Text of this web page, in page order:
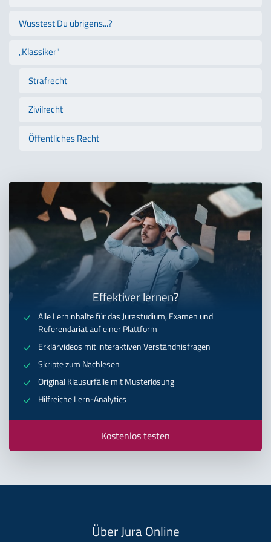
Wusstest Du übrigens...?
„Klassiker"
Strafrecht
Zivilrecht
Öffentliches Recht
Effektiver lernen?
Alle Lerninhalte für das Jurastudium, Examen und
Referendariat auf einer Plattform
Erklärvideos mit interaktiven Verständnisfragen
Skripte zum Nachlesen
Original Klausurfälle mit Musterlösung
Hilfreiche Lern-Analytics
Kostenlos testen
Über Jura Online